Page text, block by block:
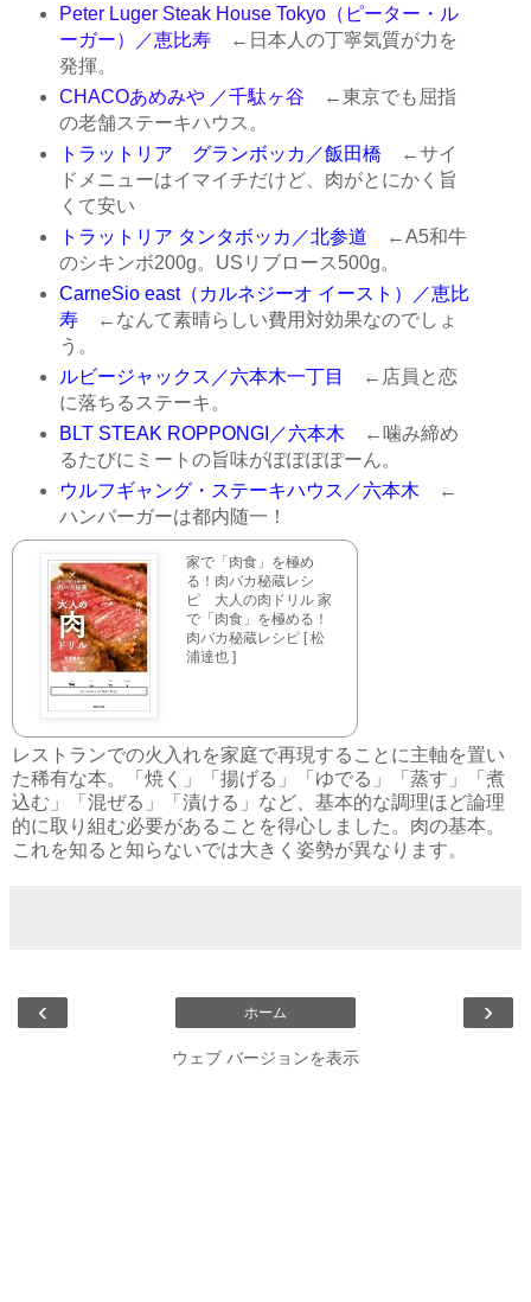
Peter Luger Steak House Tokyo（ピーター・ル
ーガー）／恵比寿←日本人の丁寧気質が力を
発揮。
CHACOあめみや ／千駄ヶ谷 ←東京でも屈指
の老舗ステーキハウス。
トラットリア グランボッカ／飯田橋 ←サイ
ドメニューはイマイチだけど、肉がとにかく旨
くて安い
トラットリア タンタボッカ／北参道 ←A5和牛
のシキンボ200g。USリブロース500g。
CarneSio east（カルネジーオ イースト）／恵比
寿←なんて素晴らしい費用対効果なのでしょ
う。
ルビージャックス／六本木一丁目
←店員と恋
に落ちるステーキ。
BLT STEAK ROPPONGI／六本木 ←噛み締め
るたびにミートの旨味がぽぽぽぽーん。
ウルフギャング・ステーキハウス／六本木 ←
ハンバーガーは都内随一！
家で「肉食」を極め
る！肉バカ秘蔵レシ
ピ 大人の肉ドリル 家
で「肉食」を極める！
肉バカ秘蔵レシピ [ 松
浦達也 ]
レストランでの火入れを家庭で再現することに主軸を置い
た稀有な本。「焼く」「揚げる」「ゆでる」「蒸す」「煮
込む」「混ぜる」「漬ける」など、基本的な調理ほど論理
的に取り組む必要があることを得心しました。肉の基本。
これを知ると知らないでは大きく姿勢が異なります。
‹ ›
ホーム
ウェブ バージョンを表示